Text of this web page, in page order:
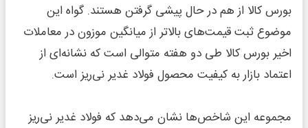
بورس کالا از هم در حال پیشی گرفتن هستند. گواه این
موضوع ثبت قیمت‌های بالاتر از میانگین موزون در معاملات
اخیر بورس کالا طی دو هفته متوالی است که نشانه‌ای از
اعتماد بازار به کیفیت محصول فولاد غدیر نی‌ریز است.
مجموعه این شاخص‌ها نشان می‌دهد که فولاد غدیر نی‌ریز